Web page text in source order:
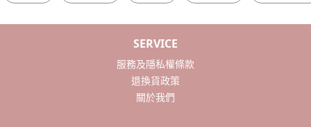
SERVICE
服務及隱私權條款
退換貨政策
關於我們